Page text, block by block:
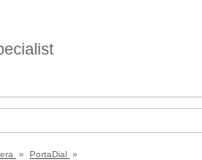
» PortaDial »